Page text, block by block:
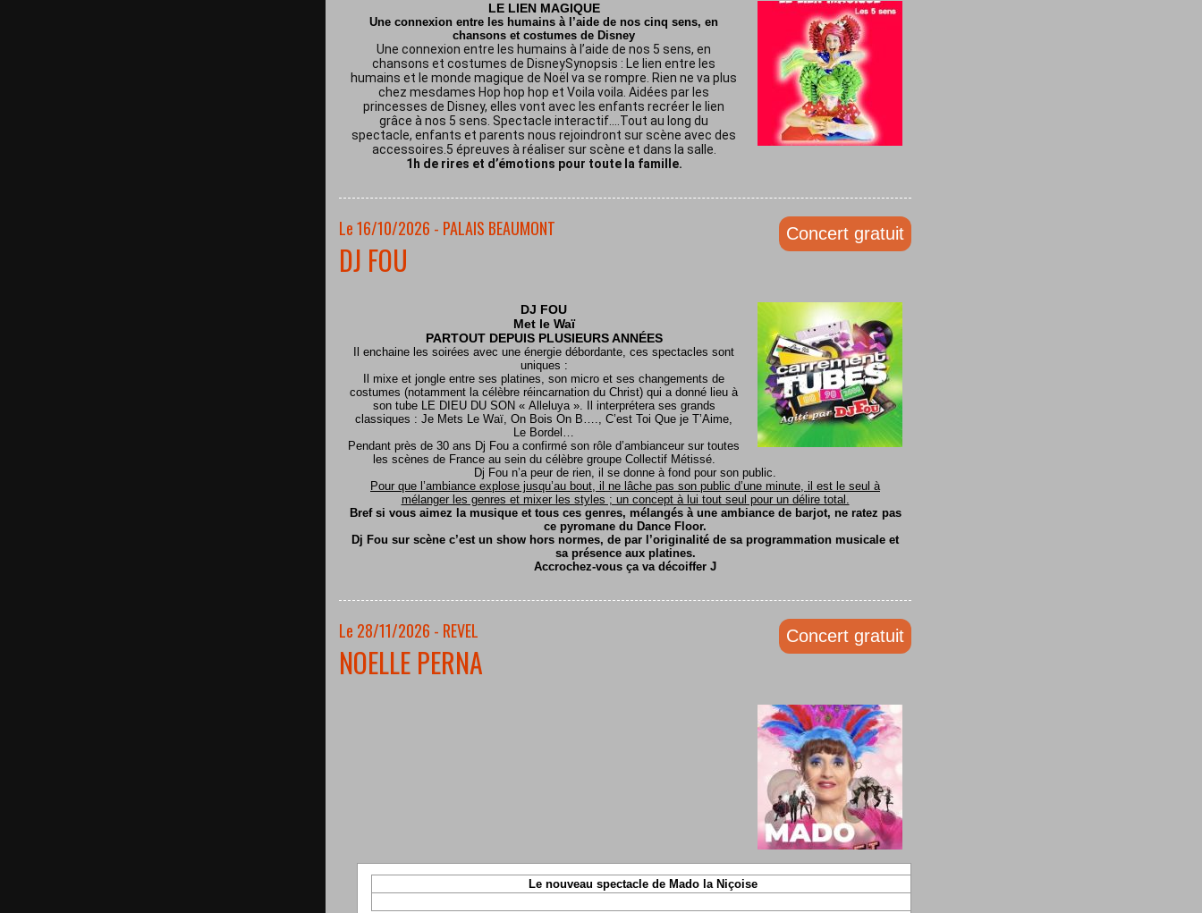
LE LIEN MAGIQUE
Une connexion entre les humains à l’aide de nos cinq sens, en
chansons et costumes de Disney
Une connexion entre les humains à l’aide de nos 5 sens, en
chansons et costumes de DisneySynopsis : Le lien entre les
humains et le monde magique de Noël va se rompre. Rien ne va plus
chez mesdames Hop hop hop et Voila voila. Aidées par les
princesses de Disney, elles vont avec les enfants recréer le lien
grâce à nos 5 sens. Spectacle interactif.…Tout au long du
spectacle, enfants et parents nous rejoindront sur scène avec des
accessoires.5 épreuves à réaliser sur scène et dans la salle.
1h de rires et d’émotions pour toute la famille.
Le 16/10/2026 - PALAIS BEAUMONT
DJ FOU
Concert gratuit
DJ FOU
Met le Waï
PARTOUT DEPUIS PLUSIEURS ANNÉES
Il enchaine les soirées avec une énergie débordante, ces spectacles sont
uniques :
Il mixe et jongle entre ses platines, son micro et ses changements de
costumes (notamment la célèbre réincarnation du Christ) qui a donné lieu à
son tube LE DIEU DU SON « Alleluya ». Il interprétera ses grands
classiques : Je Mets Le Waï, On Bois On B…., C’est Toi Que je T’Aime,
Le Bordel…
Pendant près de 30 ans Dj Fou a confirmé son rôle d’ambianceur sur toutes
les scènes de France au sein du célèbre groupe Collectif Métissé.
Dj Fou n’a peur de rien, il se donne à fond pour son public.
Pour que l’ambiance explose jusqu’au bout, il ne lâche pas son public d’une minute, il est le seul à
mélanger les genres et mixer les styles ; un concept à lui tout seul pour un délire total.
Bref si vous aimez la musique et tous ces genres, mélangés à une ambiance de barjot, ne ratez pas
ce pyromane du Dance Floor.
Dj Fou sur scène c’est un show hors normes, de par l’originalité de sa programmation musicale et
sa présence aux platines.
Accrochez-vous ça va décoiffer J
Le 28/11/2026 - REVEL
NOELLE PERNA
Concert gratuit
Le nouveau spectacle de Mado la Niçoise